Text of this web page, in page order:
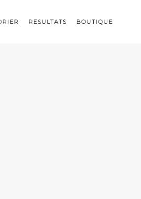
RESULTATS BOUTIQUE